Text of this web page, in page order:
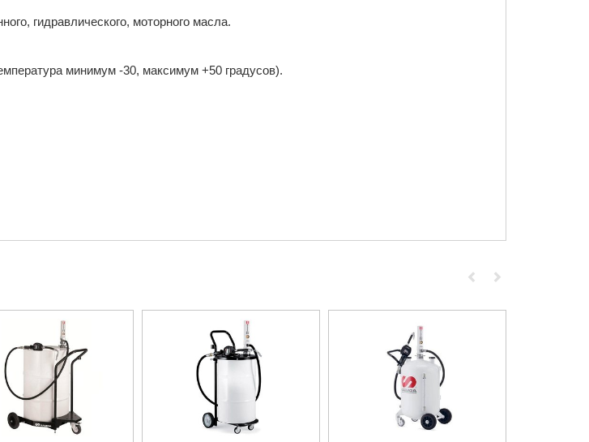
гидравлического, моторного масла.
минимум -30, максимум +50 градусов).